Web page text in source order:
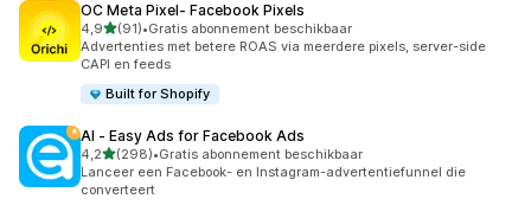
OC Meta Pixel‑ Facebook Pixels
4,9van 5 sterren
(91)
91 recensies in totaal
•Gratis abonnement beschikbaar
Advertenties met betere ROAS via meerdere pixels, server-side
CAPI en feeds
Built for Shopify
AI ‑ Easy Ads for Facebook Ads
4,2van 5 sterren
(298)
298 recensies in totaal
•Gratis abonnement beschikbaar
Lanceer een Facebook- en Instagram-advertentiefunnel die
converteert